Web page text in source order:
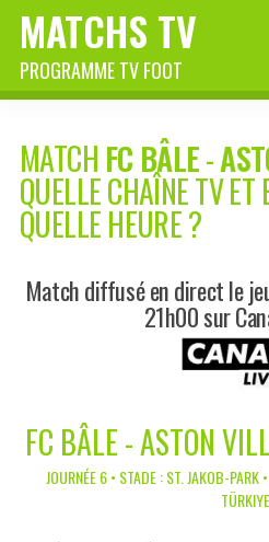
MATCHS TV
PROGRAMME TV FOOT
MATCH FC BÂLE-
QUELLE CHAÎNE TV ET
QUELLE HEURE ?
Match diffusé en direct le
21h00 sur
FC BÂLE - ASTON
JOURNÉE 6 • STADE : ST. JAKOB-
TÜRKIYE